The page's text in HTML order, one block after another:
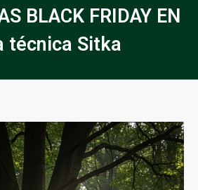
BLACK FRIDAY EN
técnica Sitka